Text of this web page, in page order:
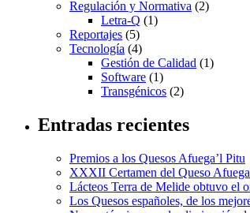
Regulación y Normativa (2)
Letra-Q (1)
Reportajes (5)
Tecnología (4)
Gestión de Calidad (1)
Software (1)
Transgénicos (2)
Entradas recientes
Premios a los Quesos Afuega’l Pitu
XXXII Certamen del Queso
Lácteos Terra de Melide obtuvo el
Los Quesos españoles, de los